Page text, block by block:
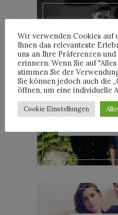
WOODKID IM
Wir verwenden Cookies auf
Ihnen das relevanteste
uns an Ihre Präferenzen
erinnern. Wenn Sie auf
stimmen Sie der
Sie können jedoch auch die
öffnen, um eine individuelle
Cookie Einstellungen